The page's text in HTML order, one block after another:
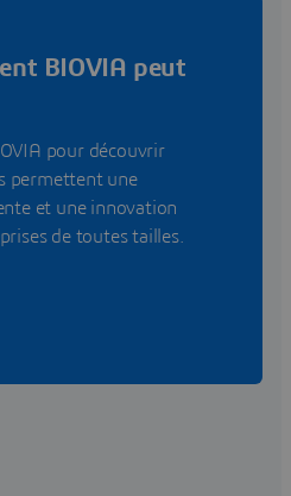
BIOVIA peut
pour découvrir
permettent une
et une innovation
de toutes tailles.